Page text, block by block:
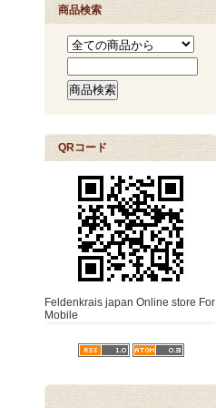
商品検索
QRコード
Feldenkrais japan Online store For
Mobile